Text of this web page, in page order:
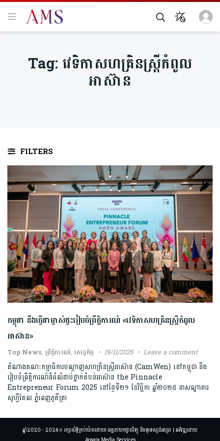
Tag:វេទិកាសហគ្រិនស្រ្តីកំពូល
អាស៊ាន
FILTERS
កម្ពុជា នឹងធ្វើជាម្ចាស់ផ្ទះរៀបចំព្រឹត្តិការណ៍ «វេទិកាសហគ្រិនស្រ្តីកំពូល
អាស៊ាន»
Top News, ព្រឹត្តិការណ៍, សេដ្ឋកិច្ច 19/11/2025 Leave a comment
តំណាងគណៈកម្មាធិការបណ្តាញសហគ្រិនស្រ្តីអាស៊ាន (CamWen) នៅកម្ពុជា នឹង
រៀបចំព្រឹត្តិការណ៍ដ៏ធំលំដាប់ថ្នាក់តំបន់អាស៊ាន the Pinnacle
Entrepreneur Forum 2025 នៅថ្ងៃទី២១ ខែវិច្ឆិកា ឆ្នាំ២០២៥ នាសណ្ឋាគារ
សូហ្វីតែល ភ្នំពេញភូគីត្រា
ឆ្នាំ2020 - 2024 © រក្សាសិទ្ធិគ្រប់យ៉ាងដោយ៖ អគ្គនាយកដ្ឋានវិទ្យុ និងទូរទស្សន៍អប្សរា | អភិវឌ្ឍដោយ